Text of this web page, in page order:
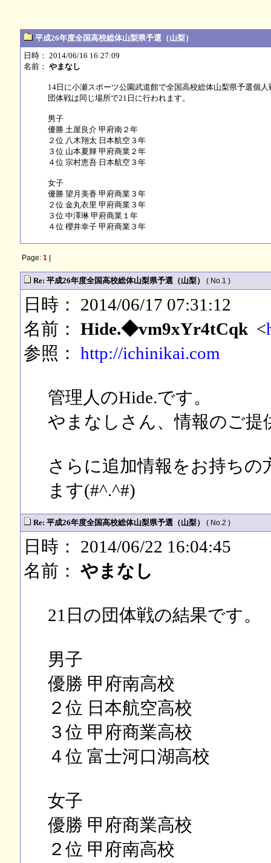
平成26年度全国高校総体山梨県予選（山梨）
日時： 2014/06/16 16:27:09
名前： やまなし
14日に小瀬スポーツ公園武道館で全国高校総体山梨県予選個
団体戦は同じ場所で21日に行われます。
男子
優勝 土屋良介 甲府南２年
２位 八木翔太 日本航空３年
３位 山本夏輝 甲府商業２年
４位 宗村恵吾 日本航空３年
女子
優勝 望月美香 甲府商業３年
２位 金丸衣里 甲府商業３年
３位 中澤琳 甲府商業１年
４位 櫻井幸子 甲府商業３年
Page: 1|
Re: 平成26年度全国高校総体山梨県予選（山梨） ( No.1 )
日時： 2014/06/17 07:31:12
名前： Hide.◆vm9xYr4tCqk<
参照： http://ichinikai.com
管理人のHide.です。
やまなしさん、情報のご
さらに追加情報をお持ち
ます(#^.^#)
Re: 平成26年度全国高校総体山梨県予選（山梨） ( No.2 )
日時： 2014/06/22 16:04:45
名前： やまなし
21日の団体戦の結果です。
男子
優勝 甲府南高校
２位 日本航空高校
３位 甲府商業高校
４位 富士河口湖高校
女子
優勝 甲府商業高校
２位 甲府南高校